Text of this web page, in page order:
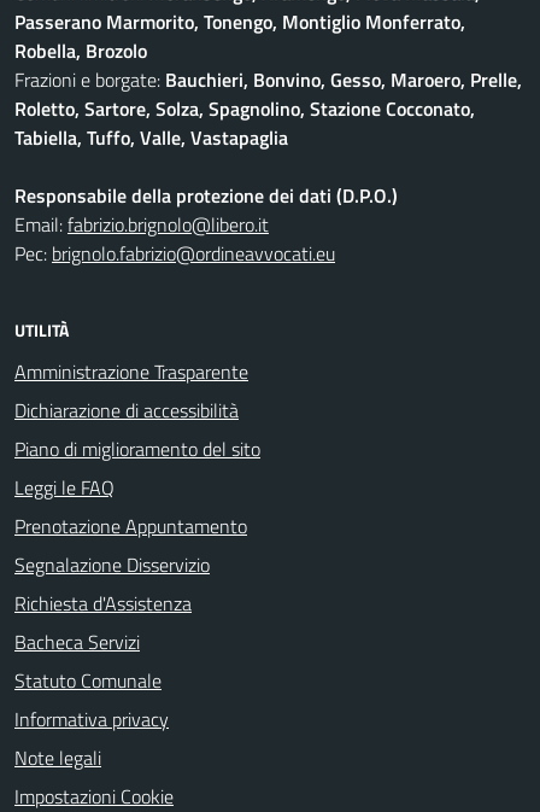
Passerano Marmorito, Tonengo, Montiglio Monferrato,
Robella, Brozolo
Frazioni e borgate: Bauchieri, Bonvino, Gesso, Maroero, Prelle,
Roletto, Sartore, Solza, Spagnolino, Stazione Cocconato,
Tabiella, Tuffo, Valle, Vastapaglia
Responsabile della protezione dei dati (D.P.O.)
Email:fabrizio.brignolo@libero.it
Pec: brignolo.fabrizio@ordineavvocati.eu
UTILITÀ
Amministrazione Trasparente
Dichiarazione di accessibilità
Piano di miglioramento del sito
Leggi le FAQ
Prenotazione Appuntamento
Segnalazione Disservizio
Richiesta d'Assistenza
Bacheca Servizi
Statuto Comunale
Informativa privacy
Note legali
Impostazioni Cookie